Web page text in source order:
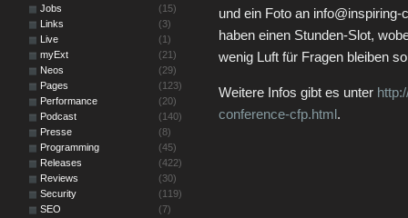
und ein Foto an
haben einen Stunden-Slot,
wenig Luft für Fragen bleiben
Weitere Infos gibt es unter
conference-cfp.html.
Jobs
(15)
Links
(3)
Live
(1)
myExt
(21)
Neos
(29)
Pages
(123)
Performance
(20)
Podcast
(140)
Presse
(8)
Programming
(45)
Releases
(422)
Reviews
(30)
Security
(119)
SEO
(7)